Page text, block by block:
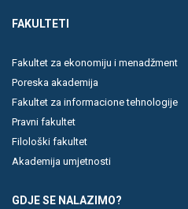
FAKULTETI
Fakultet za ekonomiju i menadžment
Poreska akademija
Fakultet za informacione tehnologije
Pravni fakultet
Filološki fakultet
Akademija umjetnosti
GDJE SE NALAZIMO?